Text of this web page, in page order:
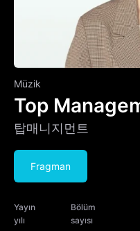
Müzik
Top
탑매니지먼트
Fragman
Yayın
yılı
Bölüm
sayısı